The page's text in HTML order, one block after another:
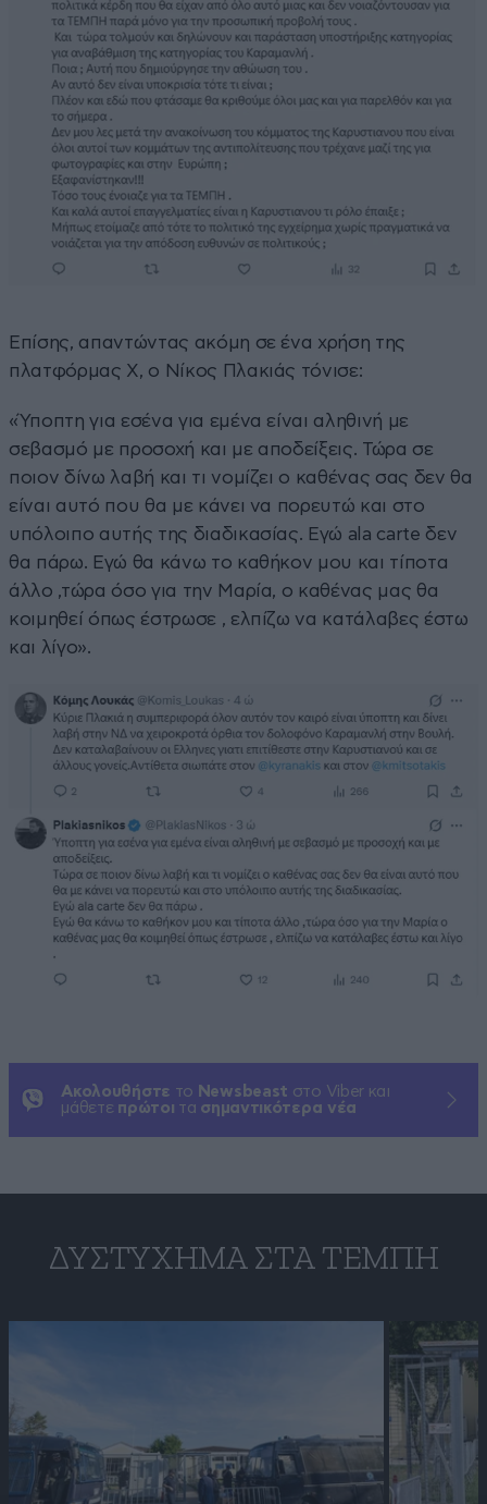
Επίσης, απαντώντας ακόμη σε ένα χρήση της
πλατφόρμας Χ, ο Νίκος Πλακιάς τόνισε:
«Ύποπτη για εσένα για εμένα είναι αληθινή με
σεβασμό με προσοχή και με αποδείξεις. Τώρα σε
ποιον δίνω λαβή και τι νομίζει ο καθένας σας δεν θα
είναι αυτό που θα με κάνει να πορευτώ και στο
υπόλοιπο αυτής της διαδικασίας. Εγώ ala carte δεν
θα πάρω. Εγώ θα κάνω το καθήκον μου και τίποτα
άλλο ,τώρα όσο για την Μαρία, ο καθένας μας θα
κοιμηθεί όπως έστρωσε , ελπίζω να κατάλαβες έστω
και λίγο».
Ακολουθήστε το Newsbeast στο Viber και
μάθετε πρώτοι τα σημαντικότερα νέα
ΔΥΣΤΎΧΗΜΑ ΣΤΑ ΤΈΜΠΗ